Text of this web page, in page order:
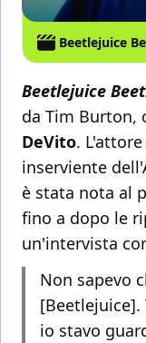
Beetlejuice
Beetlejuice
da Tim Burton,
DeVito.
inserviente
è stata nota al
fino a dopo le
un'intervista
Non sapevo
io stavo